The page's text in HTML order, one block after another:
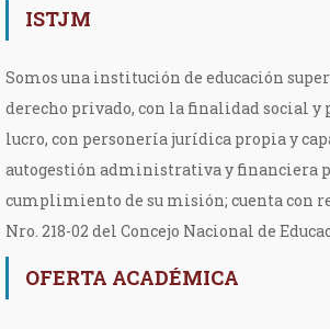
ISTJM
Somos una institución de educación
derecho privado, con la finalidad social y
lucro, con personería jurídica propia y
autogestión administrativa y financiera
cumplimiento de su misión; cuenta con
Nro. 218-02 del Concejo Nacional de
OFERTA ACADÉMICA